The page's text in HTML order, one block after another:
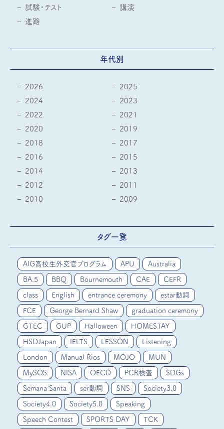
試験・テスト
講演
進路
年代別
2026
2025
2024
2023
2022
2021
2020
2019
2018
2017
2016
2015
2014
2013
2012
2011
2010
2009
タグ一覧
AIG高校生外交官プログラム APU Australia
BA.5 BBQ Bournemouth CAE CEFR
class English entrance ceremony estar動詞
FCE George Bernard Shaw graduation ceremony
GTEC GUP Halloween HOMESTAY
HSDJapan IELTS LESSON Listening
London Manual Rios MOJO MUN
MySOS NISA OECD PCR検査 SDGs
Semana Santa ser動詞 SNS Society3.0
Society4.0 Society5.0 Speaking
Speech Contest SPORTS DAY TCK